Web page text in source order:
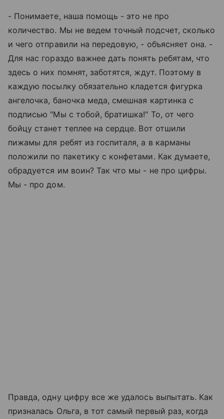
- Понимаете, наша помощь - это не про
количество. Мы не ведем точный подсчет, сколько
и чего отправили на передовую, - объясняет она. -
Для нас гораздо важнее дать понять ребятам, что
здесь о них помнят, заботятся, ждут. Поэтому в
каждую посылку обязательно кладется фигурка
ангелочка, баночка меда, смешная картинка с
подписью "Мы с тобой, братишка!" То, от чего
бойцу станет теплее на сердце. Вот отшили
пижамы для ребят из госпиталя, а в карманы
положили по пакетику с конфетами. Как думаете,
обрадуется им воин? Так что мы - не про цифры.
Мы - про дом.
Правда, одну цифру все же удалось выпытать. Как
призналась Ольга, в тот самый первый раз, когда